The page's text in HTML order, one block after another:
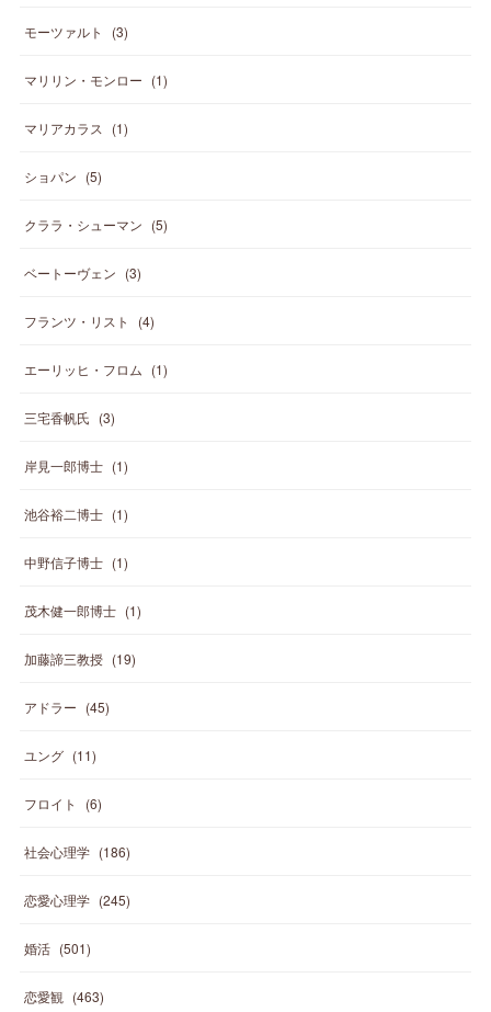
モーツァルト (3)
マリリン・モンロー (1)
マリアカラス (1)
ショパン (5)
クララ・シューマン (5)
ベートーヴェン (3)
フランツ・リスト (4)
エーリッヒ・フロム (1)
三宅香帆氏 (3)
岸見一郎博士 (1)
池谷裕二博士 (1)
中野信子博士 (1)
茂木健一郎博士 (1)
加藤諦三教授 (19)
アドラー (45)
ユング (11)
フロイト (6)
社会心理学 (186)
恋愛心理学 (245)
婚活 (501)
恋愛観 (463)